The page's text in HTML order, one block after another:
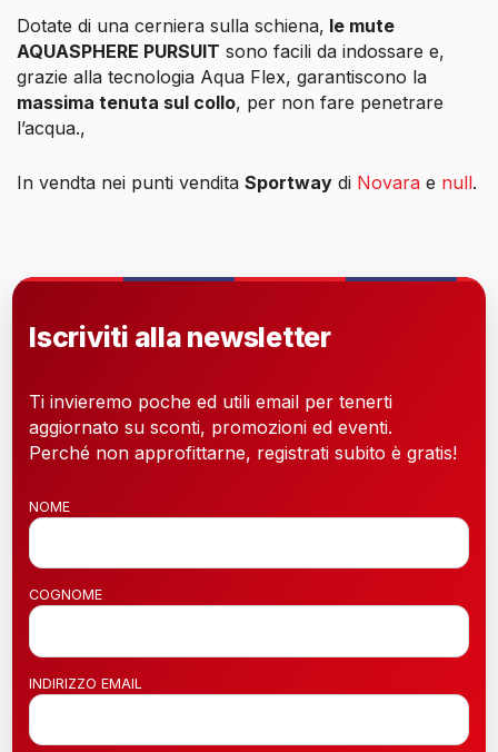
Dotate di una cerniera sulla schiena, le mute
AQUASPHERE PURSUIT sono facili da indossare e,
grazie alla tecnologia Aqua Flex, garantiscono la
massima tenuta sul collo, per non fare penetrare
l’acqua.,
In vendta nei punti vendita Sportway di Novara e null.
Iscriviti alla newsletter
Ti invieremo poche ed utili email per tenerti
aggiornato su sconti, promozioni ed eventi.
Perché non approfittarne, registrati subito è gratis!
NOME
COGNOME
INDIRIZZO EMAIL